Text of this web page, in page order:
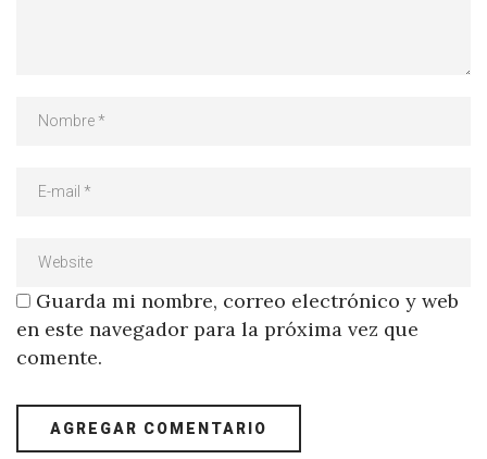
Guarda mi nombre, correo electrónico y web
en este navegador para la próxima vez que
comente.